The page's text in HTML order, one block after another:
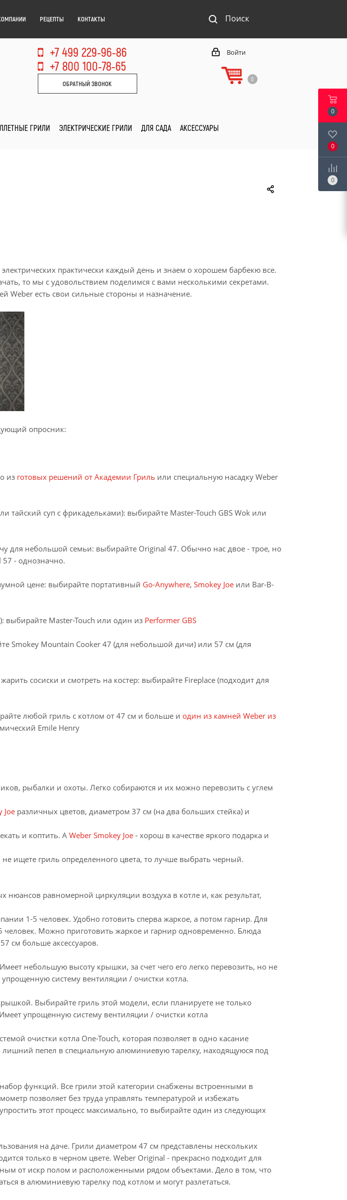
РЕЦЕПТЫ КОНТАКТЫ Поиск
+7 499 229-96-86
+7 800 100-78-65
ОБРАТНЫЙ ЗВОНОК
Войти
0
ГРИЛИ ЭЛЕКТРИЧЕСКИЕ ГРИЛИ ДЛЯ САДА АКСЕССУАРЫ
практически каждый день и знаем о хорошем барбекю все.
то мы с удовольствием поделимся с вами несколькими секретами.
Weber есть свои сильные стороны и назначение.
опросник:
из готовых решений от Академии Гриль или специальную насадку Weber
тайский суп с фрикадельками): выбирайте Master-Touch GBS Wok или
для небольшой семьи: выбирайте Original 47. Обычно нас двое - трое, но
57 - однозначно.
цене: выбирайте портативный Go-Anywhere, Smokey Joe или Bar-B-
выбирайте Master-Touch или один из Performer GBS
Smokey Mountain Cooker 47 (для небольшой дичи) или 57 см (для
сосиски и смотреть на костер: выбирайте Fireplace (подходит для
любой гриль с котлом от 47 см и больше и один из камней Weber из
Emile Henry
рыбалки и охоты. Легко собираются и их можно перевозить с углем
Joe различных цветов, диаметром 37 см (на два больших стейка) и
и коптить. А Weber Smokey Joe - хорош в качестве яркого подарка и
ищете гриль определенного цвета, то лучше выбрать черный.
равномерной циркуляции воздуха в котле и, как результат,
1-5 человек. Удобно готовить сперва жаркое, а потом гарнир. Для
Можно приготовить жаркое и гарнир одновременно. Блюда
см больше аксессуаров.
небольшую высоту крышки, за счет чего его легко перевозить, но не
систему вентиляции / очистки котла.
Выбирайте гриль этой модели, если планируете не только
упрощенную систему вентиляции / очистки котла
очистки котла One-Touch, которая позволяет в одно касание
лишний пепел в специальную алюминиевую тарелку, находящуюся под
функций. Все грили этой категории снабжены встроенными в
позволяет без труда управлять температурой и избежать
этот процесс максимально, то выбирайте один из следующих
на даче. Грили диаметром 47 см представлены нескольких
только в черном цвете. Weber Original - прекрасно подходит для
от искр полом и расположенными рядом объектами. Дело в том, что
в алюминиевую тарелку под котлом и могут разлетаться.
0
0
0